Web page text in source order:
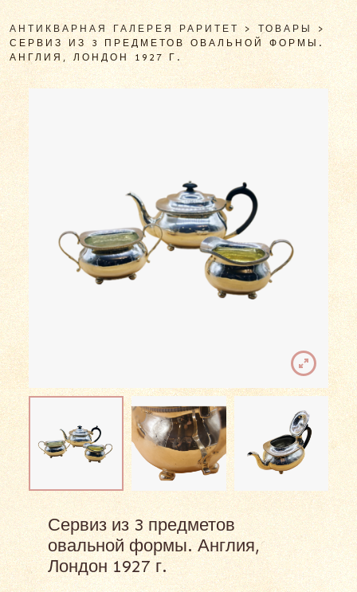
АНТИКВАРНАЯ ГАЛЕРЕЯ РАРИТЕТ >ТОВАРЫ >
СЕРВИЗ ИЗ 3 ПРЕДМЕТОВ ОВАЛЬНОЙ ФОРМЫ.
АНГЛИЯ, ЛОНДОН 1927 Г.
Сервиз из 3 предметов
овальной формы. Англия,
Лондон 1927 г.